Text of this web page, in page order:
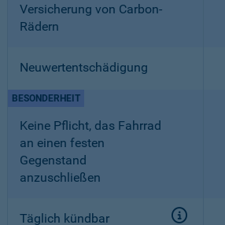
Versicherung von Carbon-
Rädern
Neuwertentschädigung
Keine Pflicht, das Fahrrad
an einen festen
Gegenstand
anzuschließen
BESONDERHEIT
Täglich kündbar